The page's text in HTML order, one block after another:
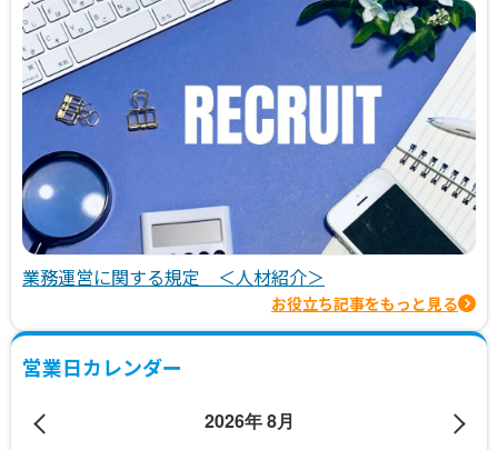
業務運営に関する規定 ＜人材紹介＞
お役立ち記事をもっと見る
営業日カレンダー
2026年 8月